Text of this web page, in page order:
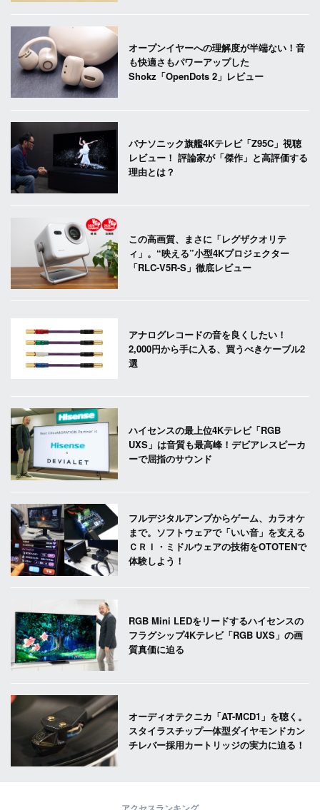
オープンイヤーへの理解度が半端ない！音
も快適さもパワーアップした
Shokz「OpenDots 2」レビュー
パナソニック旗艦4Kテレビ「Z95C」視聴
レビュー！ 評論家が「傑作」と高評価する
理由とは？
この高画質、まさに「レグザクオリテ
ィ」。“映える”小型4Kプロジェクター
「RLC-V5R-S」徹底レビュー
アナログレコードの音を良くしたい！
2,000円から手に入る、買うべきケーブル2
選
ハイセンスの最上位4Kテレビ「RGB
UXS」は音質も最高峰！デビアレスピーカ
ーで屈指のサウンド
フルデジタルアンプからゲーム、カラオケ
まで。ソフトウェアで「いい音」を支える
ＣＲＩ・ミドルウェアの技術をOTOTENで
体験しよう！
RGB Mini LEDをリードするハイセンスの
フラグシップ4Kテレビ「RGB UXS」の画
質真価に迫る
オーディオテクニカ「AT-MCD1」を聴く。
スタイラスチップ一体型ダイヤモンドカン
チレバー採用カートリッジの実力に迫る！